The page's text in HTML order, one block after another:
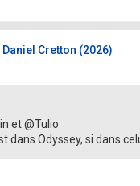
Cretton (2026)
et @Tulio
dans Odyssey, si dans